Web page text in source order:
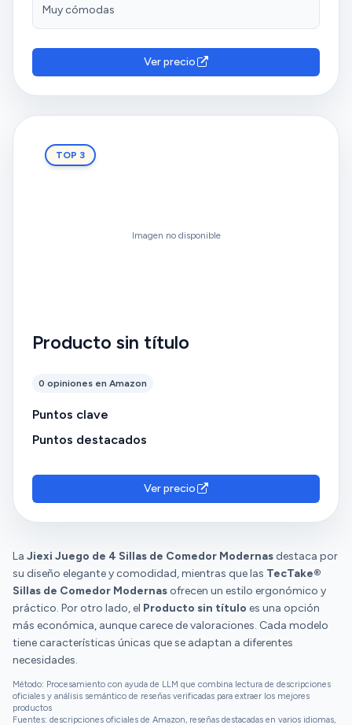
Muy cómodas
Ver precio
TOP 3
Imagen no disponible
Producto sin título
0 opiniones en Amazon
Puntos clave
Puntos destacados
Ver precio
La Jiexi Juego de 4 Sillas de Comedor Modernas destaca por
su diseño elegante y comodidad, mientras que las TecTake®
Sillas de Comedor Modernas ofrecen un estilo ergonómico y
práctico. Por otro lado, el Producto sin título es una opción
más económica, aunque carece de valoraciones. Cada modelo
tiene características únicas que se adaptan a diferentes
necesidades.
Método: Procesamiento con ayuda de LLM que combina lectura de descripciones
oficiales y análisis semántico de reseñas verificadas para extraer los mejores
productos
Fuentes: descripciones oficiales de Amazon, reseñas destacadas en varios idiomas,